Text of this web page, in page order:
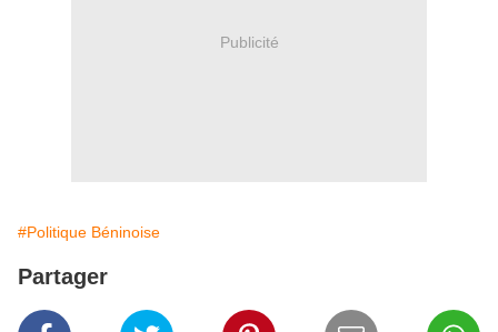
Publicité
#Politique Béninoise
Partager